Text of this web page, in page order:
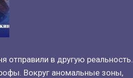
отправили в другую реальность.
Вокруг аномальные зоны,